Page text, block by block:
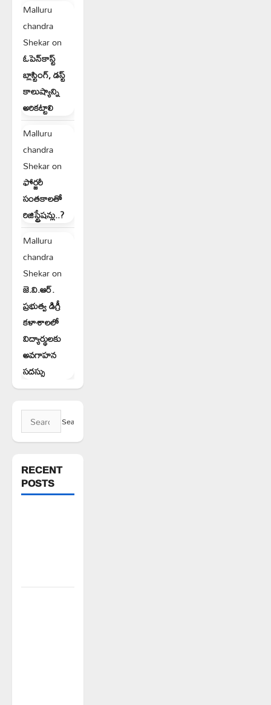
Malluru
chandra
Shekaron
ఓపెన్‌కాస్ట్
బ్లాస్టింగ్, డస్ట్
కాలుష్యాన్ని
అరికట్టాలి
Malluru
chandra
Shekaron
ఫోర్జరీ
సంతకాలతో
రిజిస్ట్రేషన్లు..?
Malluru
chandra
Shekaron
జె.వి.ఆర్.
ప్రభుత్వ డిగ్రీ
కళాశాలలో
విద్యార్థులకు
అవగాహన
సదస్సు
Search
for:
RECENT
POSTS